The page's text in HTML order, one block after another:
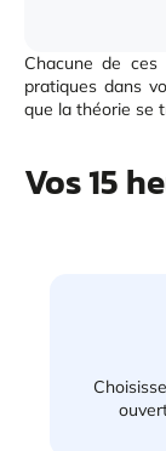
Chacune de
pratiques dans
que la théorie se
Vos 15